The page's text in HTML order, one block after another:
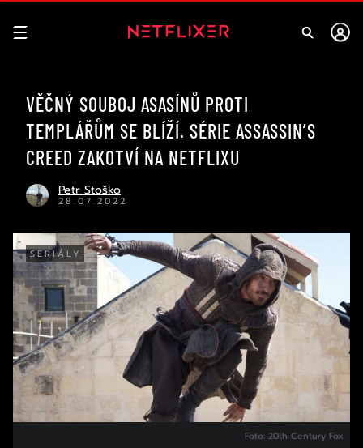
VĚČNÝ SOUBOJ ASASÍNŮ PROTI
TEMPLÁŘŮM SE BLÍŽÍ. SÉRIE ASSASSIN’S
CREED ZAKOTVÍ NA NETFLIXU
Petr Stoško
28.07.2022
SERIÁLY
Foto: 20th Century Fox